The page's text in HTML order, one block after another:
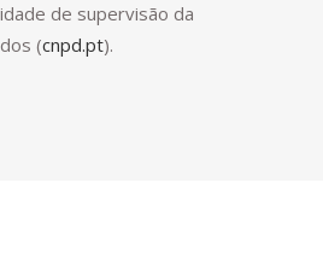
de supervisão da
(cnpd.pt).